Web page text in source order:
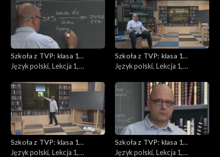
Szkoła z TVP: klasa 1
ponadpodstawowa
Język polski, Lekcja 1,
Szkoła z TVP: klasa 1
ponadpodstawowa
Język polski, Lekcja 1,
Szkoła z TVP: klasa 1
ponadpodstawowa
Język polski, Lekcja 1,
Szkoła z TVP: klasa 1
ponadpodstawowa
Język polski, Lekcja 1,